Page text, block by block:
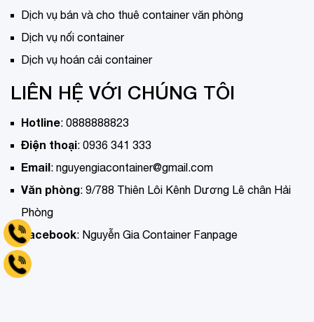
Dịch vụ bán và cho thuê container văn phòng
Dịch vụ nối container
Dịch vụ hoán cải container
LIÊN HỆ VỚI CHÚNG TÔI
Hotline: 0888888823
Điện thoại: 0936 341 333
Email: nguyengiacontainer@gmail.com
Văn phòng: 9/788 Thiên Lôi Kênh Dương Lê chân Hải
Phòng
Facebook: Nguyễn Gia Container Fanpage
Tell 0936 341 333
Hotline 0888888823